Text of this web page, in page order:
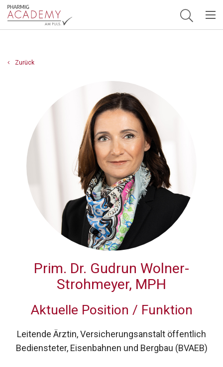
Hauptnavigation
Zurück
Prim. Dr. Gudrun Wolner-
Strohmeyer, MPH
Aktuelle Position / Funktion
Leitende Ärztin, Versicherungsanstalt öffentlich
Bediensteter, Eisenbahnen und Bergbau (BVAEB)